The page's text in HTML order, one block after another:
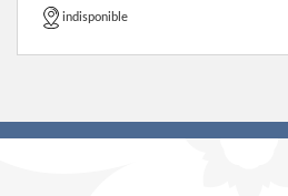
indisponible